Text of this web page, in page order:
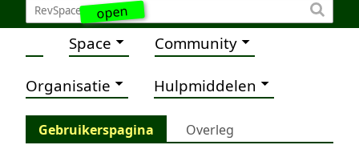
open
Space Community
Organisatie Hulpmiddelen
Gebruikerspagina
Overleg